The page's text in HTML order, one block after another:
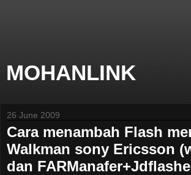
MOHANLINK
26 June 2009
Cara menambah Flash
Walkman sony Ericsson
dan